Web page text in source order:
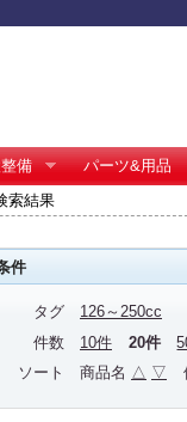
備
パーツ&用品
索結果
件
タグ
126～250cc
件数
10件 20件
ソート
商品名 △ ▽